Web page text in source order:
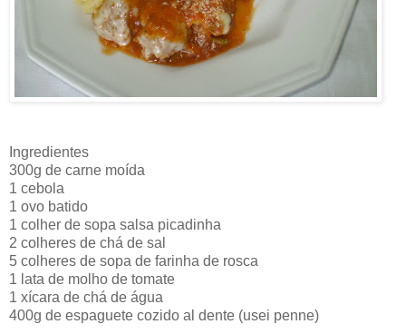
Ingredientes
300g de carne moída
1 cebola
1 ovo batido
1 colher de sopa salsa picadinha
2 colheres de chá de sal
5 colheres de sopa de farinha de rosca
1 lata de molho de tomate
1 xícara de chá de água
400g de espaguete cozido al dente (usei penne)